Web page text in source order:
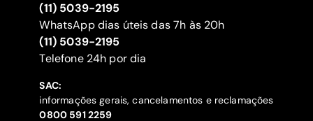
(11) 5039-2195
WhatsApp dias úteis das 7h às 20h
(11) 5039-2195
‍Telefone 24h por dia
SAC:
informações gerais, cancelamentos e reclamações
‍0800 591 2259